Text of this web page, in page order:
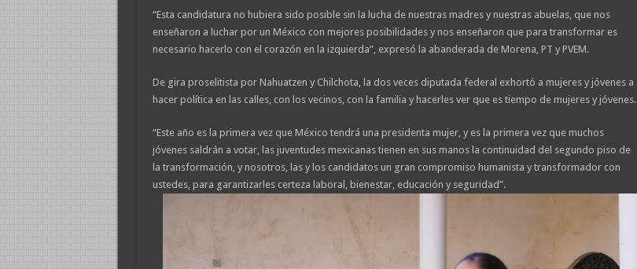
“Esta candidatura no hubiera sido posible sin la lucha de nuestras madres y nuestras abuelas, que nos
enseñaron a luchar por un México con mejores posibilidades y nos enseñaron que para transformar es
necesario hacerlo con el corazón en la izquierda”, expresó la abanderada de Morena, PT y PVEM.
De gira proselitista por Nahuatzen y Chilchota, la dos veces diputada federal exhortó a mujeres y jóvenes a
hacer política en las calles, con los vecinos, con la familia y hacerles ver que es tiempo de mujeres y jóvenes.
“Este año es la primera vez que México tendrá una presidenta mujer, y es la primera vez que muchos
jóvenes saldrán a votar, las juventudes mexicanas tienen en sus manos la continuidad del segundo piso de
la transformación, y nosotros, las y los candidatos un gran compromiso humanista y transformador con
ustedes, para garantizarles certeza laboral, bienestar, educación y seguridad”.